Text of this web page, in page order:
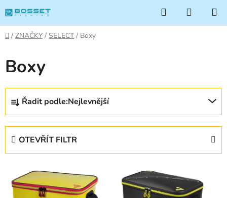
na
obsah
Hledat
KOŠÍK
Domů
/ ZNAČKY / SELECT / Boxy
Boxy
Ř
z
Řadit podle:Nejlevnější
OTEVŘÍT FILTR